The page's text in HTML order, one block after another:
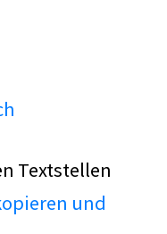
Textstellen
und